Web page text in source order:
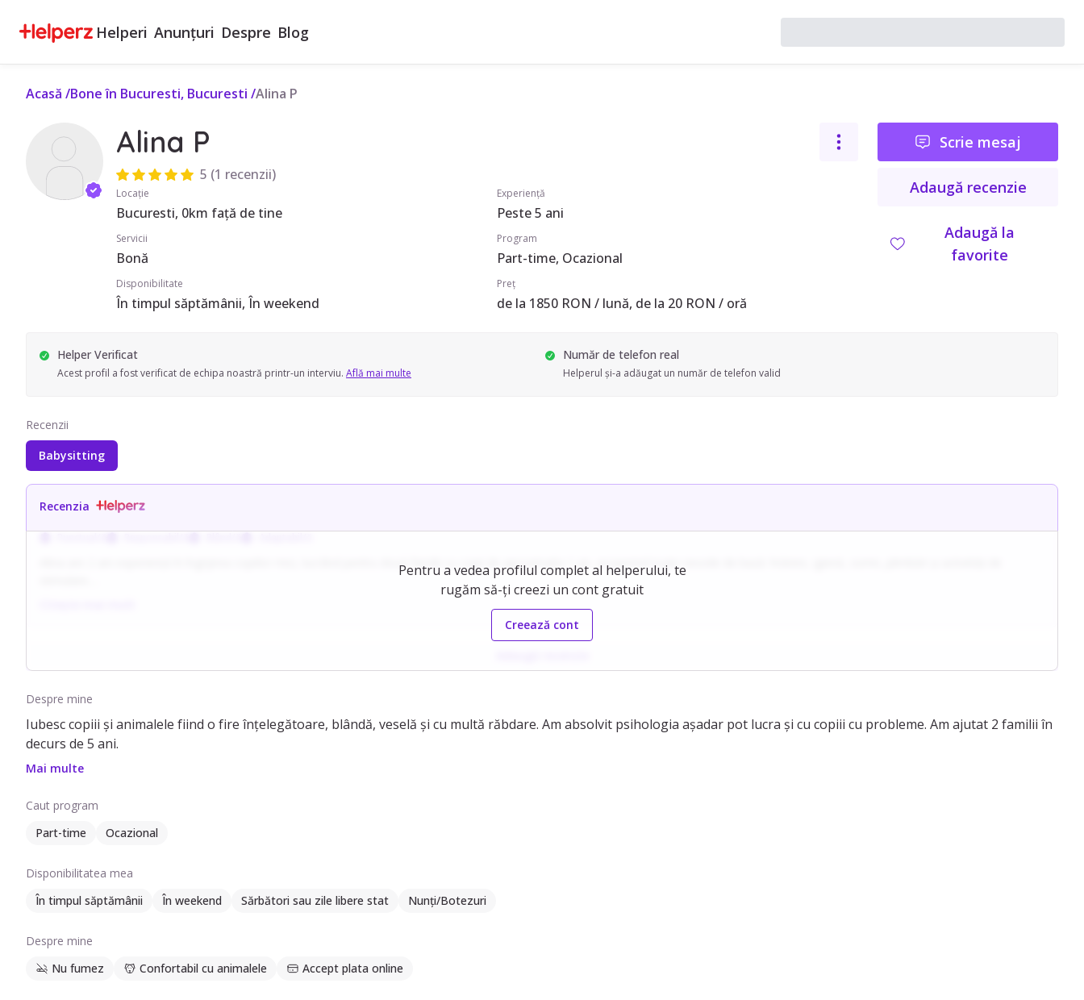
Helperi Anunțuri Despre Blog
Acasă /Bone în Bucuresti, Bucuresti /Alina P
Alina P
5 (1 recenzii)
Locație
Bucuresti, 0km față de tine
Experiență
Peste 5 ani
Servicii
Bonă
Program
Part-time, Ocazional
Disponibilitate
În timpul săptămânii, În weekend
Preț
de la 1850 RON / lună, de la 20 RON / oră
Scrie mesaj
Adaugă recenzie
Adaugă la
favorite
Helper Verificat
Acest profil a fost verificat de echipa noastră printr-un interviu. Află mai multe
Număr de telefon real
Helperul și-a adăugat un număr de telefon valid
Recenzii
Babysitting
Pentru a vedea profilul complet al helperului, te
rugăm să-ți creezi un cont gratuit
Creează cont
Recenzia
Alina are 2 ani experiență în îngrijirea copiilor mici, lucrând pentru două familii cu copii de aproximativ 1 an, acoperind toate nevoile de bază: hrănire, igienă, somn, plimbări și activități de
A lucrat și într-un afterschool, precum și ca profesor suplinitor, ceea ce îi consolidează abilitățile educative și de gestionare a copiilor. Are formare în psihologie, reflectată într-o abordare calmă,
Se remarcă prin răbdare, atenție și capacitatea de a construi relații echilibrate, respectând consecvent regulile și indicațiile părinților. Gestionează situațiile sensibile cu prudență, comunică
Despre mine
Iubesc copiii și animalele fiind o fire înțelegătoare, blândă, veselă și cu multă răbdare. Am absolvit psihologia așadar pot lucra și cu copiii cu probleme. Am ajutat 2 familii în
decurs de 5 ani.
Mai multe
Caut program
Part-time
Ocazional
Disponibilitatea mea
În timpul săptămânii
În weekend Sărbători sau zile libere stat Nunți/Botezuri
Despre mine
Nu fumez
Confortabil cu animalele Accept plata online